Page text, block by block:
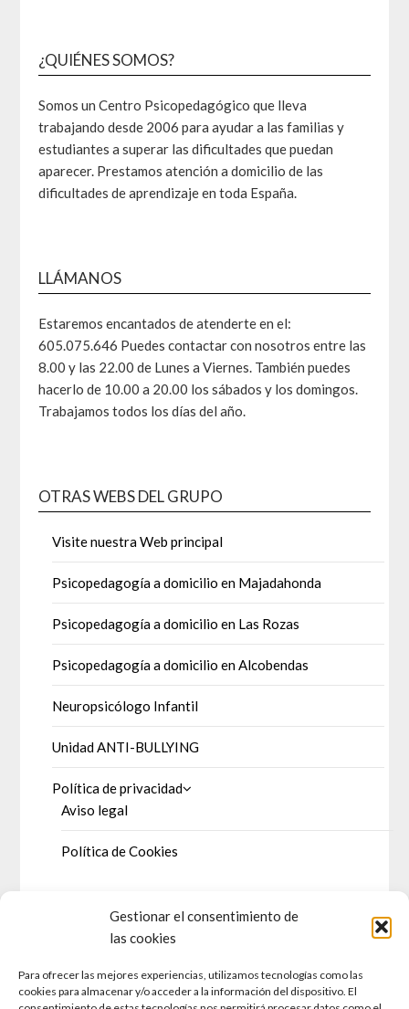
Gestionar el consentimiento de
las cookies
Para ofrecer las mejores experiencias, utilizamos tecnologías como las
cookies para almacenar y/o acceder a la información del dispositivo. El
¿QUIÉNES SOMOS?
Somos un Centro Psicopedagógico que lleva
trabajando desde 2006 para ayudar a las familias y
estudiantes a superar las dificultades que puedan
aparecer. Prestamos atención a domicilio de las
dificultades de aprendizaje en toda España.
LLÁMANOS
Estaremos encantados de atenderte en el:
605.075.646 Puedes contactar con nosotros entre las
8.00 y las 22.00 de Lunes a Viernes. También puedes
hacerlo de 10.00 a 20.00 los sábados y los domingos.
Trabajamos todos los días del año.
OTRAS WEBS DEL GRUPO
Visite nuestra Web principal
Psicopedagogía a domicilio en Majadahonda
Psicopedagogía a domicilio en Las Rozas
Psicopedagogía a domicilio en Alcobendas
Neuropsicólogo Infantil
Unidad ANTI-BULLYING
Política de privacidad
Aviso legal
Política de Cookies
DOSSIER DE PRENSA
Prensa escrita